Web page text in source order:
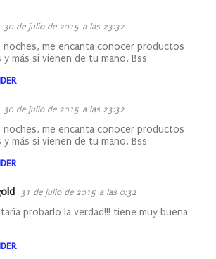
30 de julio de 2015 a las 23:32
noches, me encanta conocer productos
y más si vienen de tu mano. Bss
30 de julio de 2015 a las 23:32
noches, me encanta conocer productos
y más si vienen de tu mano. Bss
31 de julio de 2015 a las 0:32
probarlo la verdad!!! tiene muy buena